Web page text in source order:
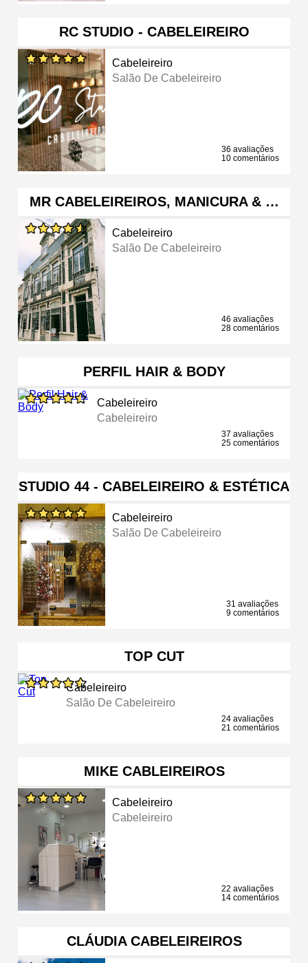
RC STUDIO - CABELEIREIRO
Cabeleireiro
Salão De Cabeleireiro
36 avaliações
10 comentários
MR CABELEIREIROS, MANICURA & …
Cabeleireiro
Salão De Cabeleireiro
46 avaliações
28 comentários
PERFIL HAIR & BODY
Cabeleireiro
Cabeleireiro
37 avaliações
25 comentários
STUDIO 44 - CABELEIREIRO & ESTÉTICA
Cabeleireiro
Salão De Cabeleireiro
31 avaliações
9 comentários
TOP CUT
Cabeleireiro
Salão De Cabeleireiro
24 avaliações
21 comentários
MIKE CABLEIREIROS
Cabeleireiro
Cabeleireiro
22 avaliações
14 comentários
CLÁUDIA CABELEIREIROS